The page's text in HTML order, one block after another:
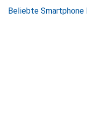
Beliebte Smartphone